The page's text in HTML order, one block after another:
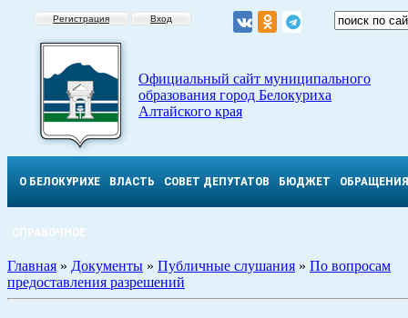
Регистрация Вход
Официальный сайт муниципального
образования город Белокуриха
Алтайского края
О БЕЛОКУРИХЕ ВЛАСТЬ СОВЕТ ДЕПУТАТОВ БЮДЖЕТ ОБРАЩЕНИЯ
СПРАВОЧНОЕ
Главная » Документы » Публичные слушания » По вопросам
предоставления разрешений